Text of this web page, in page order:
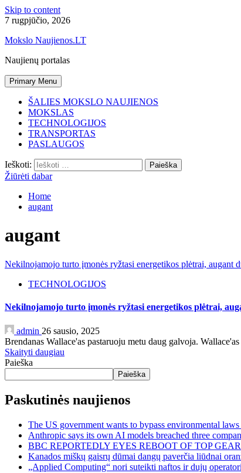
Skip to content
7 rugpjūčio, 2026
Mokslo Naujienos.LT
Naujienų portalas
Primary Menu
ŠALIES MOKSLO NAUJIENOS
MOKSLAS
TECHNOLOGIJOS
TRANSPORTAS
PASLAUGOS
Ieškoti:
Žiūrėti dabar
Home
augant
augant
Nekilnojamojo turto įmonės ryžtasi energetikos plėtrai, augant
TECHNOLOGIJOS
Nekilnojamojo turto įmonės ryžtasi energetikos plėtrai,
admin 26 sausio, 2025
Brendanas Wallace'as pastaruoju metu daug galvoja.
Skaityti daugiau
Paieška
Paieška
Paskutinės naujienos
The US government wants to bypass environmental
Anthropic says its own AI models breached three
BBC REPORTEDLY EYES REBOOT OF TOP
Kanados miškų gaisrų dūmai dangų paverčia liūdnai
„Applied Computing“ nori suteikti naftos ir dujų